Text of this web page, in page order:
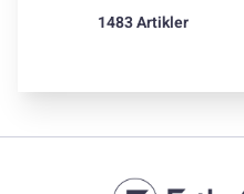
1483 Artikler